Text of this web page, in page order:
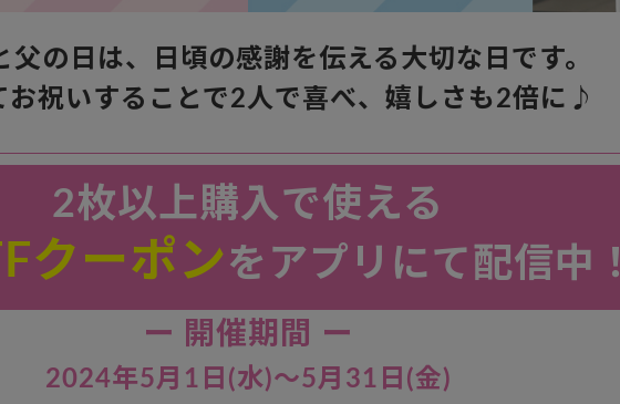
父の日は、日頃の感謝を伝える大切な日です。
お祝いすることで2人で喜べ、嬉しさも2倍に♪
2枚以上購入で使える
クーポンをアプリにて配信中！
ー 開催期間 ー
2024年5月1日(水)～5月31日(金)